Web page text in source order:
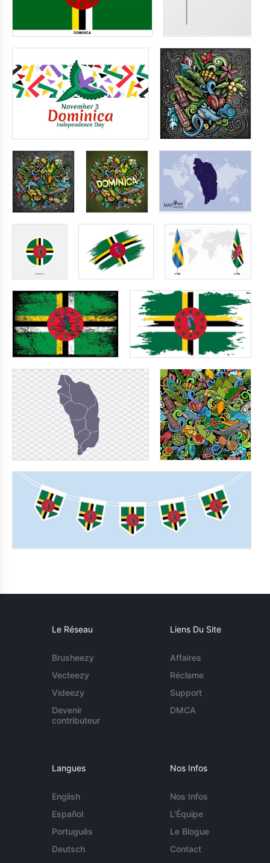
Le Réseau
Brusheezy
Vecteezy
Videezy
Devenir
contributeur
Liens Du Site
Affaires
Réclame
Support
DMCA
Langues
English
Español
Português
Deutsch
Nos Infos
Nos Infos
L'Équipe
Le Blogue
Contact